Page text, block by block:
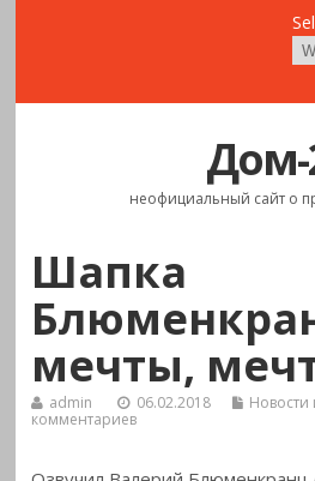
Дом-
неофициальный сайт о
Шапка
мечты,
admin 06.02.2018 Новости
комментариев